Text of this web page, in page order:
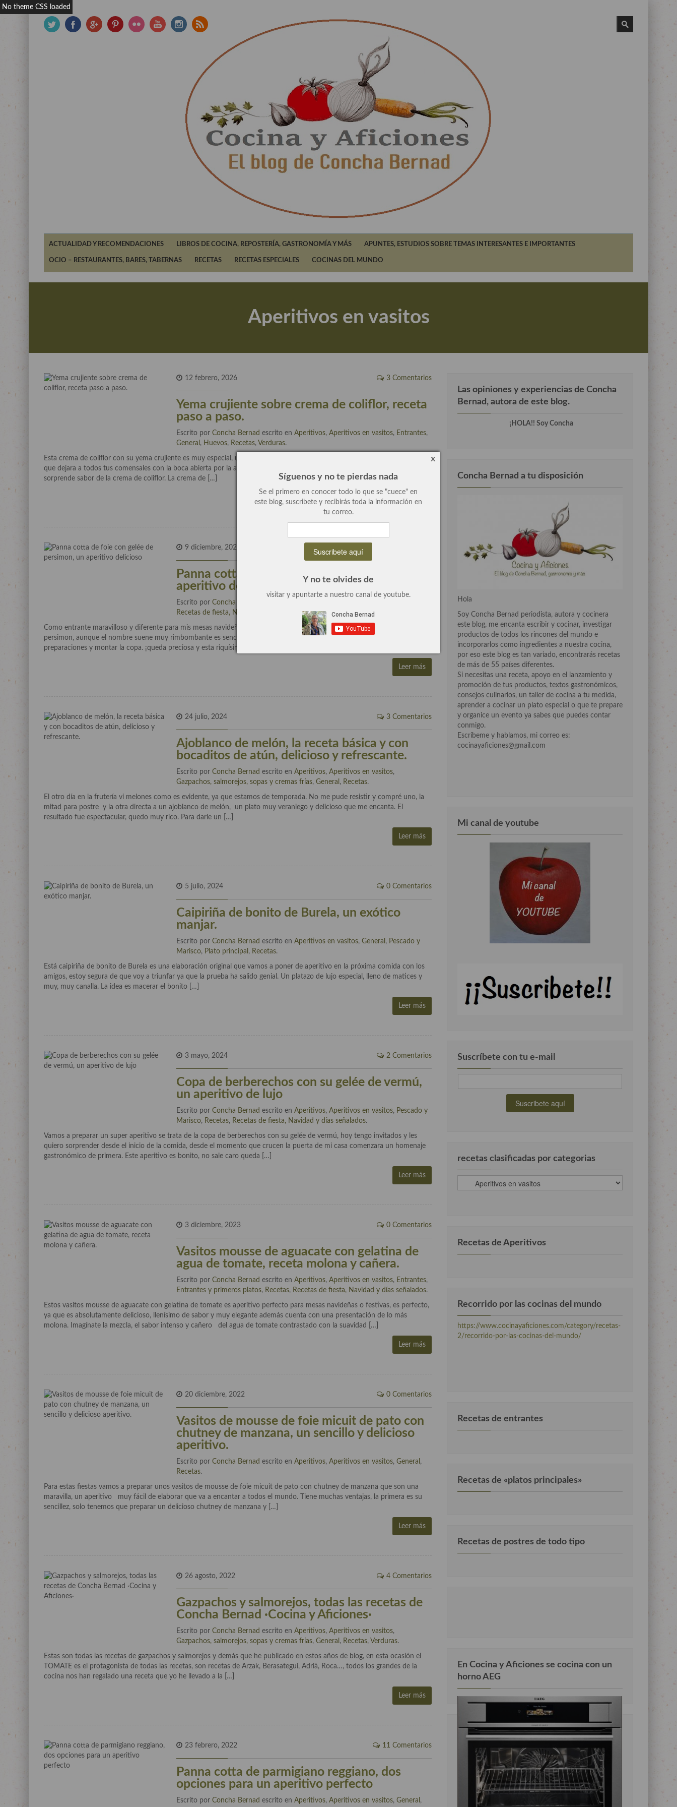
ACTUALIDAD Y RECOMENDACIONES LIBROS DE COCINA, REPOSTERÍA, GASTRONOMÍA Y MÁS APUNTES, ESTUDIOS SOBRE TEMAS INTERESANTES E IMPORTANTES
OCIO – RESTAURANTES, BARES, TABERNAS RECETAS RECETAS ESPECIALES COCINAS DEL MUNDO
Aperitivos en vasitos
12 febrero, 2026 3 Comentarios
Yema crujiente sobre crema de coliflor, receta
paso a paso.
Escrito porConcha Bernad escrito enAperitivos,Aperitivos en vasitos, Entrantes,
General , Huevos, Recetas, Verduras.
Esta crema de coliflor con su yema crujiente es muy especial, un plato elegante y refinado con una presentación muy bonita
que dejara a todos tus comensales con la boca abierta por la apariencia y después por la textura tanto del huevo como por el
sorprende sabor de la crema de coliflor. La crema de […]
Leer más
9 diciembre, 2025
Panna cotta de foie con gelée de persimon, un
aperitivo delicioso
Escrito porConcha Bernad
Recetas de fiesta, Navidad y días señalados.
Como entrante maravilloso y diferente para mis mesas navideñas vamos a preparar una panna cotta de foie con gelée de
persimon, aunque el nombre suene muy rimbombante es sencillo y facilísimo de hacer, es cuestión de elaborar las dos
preparaciones y montar la copa. ¡queda preciosa y esta riquísima! La panna cotta Es un postre […]
Leer más
24 julio, 2024 3 Comentarios
Ajoblanco de melón, la receta básica y con
bocaditos de atún, delicioso y refrescante.
Escrito porConcha Bernad escrito enAperitivos,Aperitivos en vasitos,
Gazpachos, salmorejos, sopas y cremas frías,General , Recetas.
El otro día en la frutería vi melones como es evidente, ya que estamos de temporada. No me pude resistir y compré uno, la
mitad para postre y la otra directa a un ajoblanco de melón, un plato muy veraniego y delicioso que me encanta. El
resultado fue espectacular, quedo muy rico. Para darle un […]
Leer más
5 julio, 2024 0 Comentarios
Caipiriña de bonito de Burela, un exótico
manjar.
Escrito porConcha Bernad escrito enAperitivos en vasitos,General , Pescado y
Marisco, Plato principal , Recetas.
Está caipiriña de bonito de Burela es una elaboración original que vamos a poner de aperitivo en la próxima comida con los
amigos, estoy segura de que voy a triunfar ya que la prueba ha salido genial. Un platazo de lujo especial, lleno de matices y
muy, muy canalla. La idea es macerar el bonito […]
Leer más
3 mayo, 2024 2 Comentarios
Copa de berberechos con su gelée de vermú,
un aperitivo de lujo
Escrito porConcha Bernad escrito enAperitivos,Aperitivos en vasitos, Pescado y
Marisco, Recetas, Recetas de fiesta, Navidad y días señalados.
Vamos a preparar un super aperitivo se trata de la copa de berberechos con su gelée de vermú, hoy tengo invitados y les
quiero sorprender desde el inicio de la comida, desde el momento que crucen la puerta de mi casa comenzara un homenaje
gastronómico de primera. Este aperitivo es bonito, no sale caro queda […]
Leer más
3 diciembre, 2023 0 Comentarios
Vasitos mousse de aguacate con gelatina de
agua de tomate, receta molona y cañera.
Escrito porConcha Bernad escrito enAperitivos,Aperitivos en vasitos, Entrantes,
Entrantes y primeros platos, Recetas, Recetas de fiesta, Navidad y días señalados.
Estos vasitos mousse de aguacate con gelatina de tomate es aperitivo perfecto para mesas navideñas o festivas, es perfecto,
ya que es absolutamente delicioso, llenísimo de sabor y muy elegante además cuenta con una presentación de lo más
molona. Imagínate la mezcla, el sabor intenso y cañero del agua de tomate contrastado con la suavidad […]
Leer más
20 diciembre, 2022 0 Comentarios
Vasitos de mousse de foie micuit de pato con
chutney de manzana, un sencillo y delicioso
aperitivo.
Escrito porConcha Bernad escrito enAperitivos,Aperitivos en vasitos,General ,
Recetas.
Para estas fiestas vamos a preparar unos vasitos de mousse de foie micuit de pato con chutney de manzana que son una
maravilla, un aperitivo muy fácil de elaborar que va a encantar a todos el mundo. Tiene muchas ventajas, la primera es su
sencillez, solo tenemos que preparar un delicioso chutney de manzana y […]
Leer más
26 agosto, 2022 4 Comentarios
Gazpachos y salmorejos, todas las recetas de
Concha Bernad ·Cocina y Aficiones·
Escrito porConcha Bernad escrito enAperitivos,Aperitivos en vasitos,
Gazpachos, salmorejos, sopas y cremas frías,General , Recetas, Verduras.
Estas son todas las recetas de gazpachos y salmorejos y demás que he publicado en estos años de blog, en esta ocasión el
TOMATE es el protagonista de todas las recetas, son recetas de Arzak, Berasategui, Adrià, Roca…, todos los grandes de la
cocina nos han regalado una receta que yo he llevado a la […]
Leer más
23 febrero, 2022 11 Comentarios
Panna cotta de parmigiano reggiano, dos
opciones para un aperitivo perfecto
Escrito porConcha Bernad escrito enAperitivos,Aperitivos en vasitos,General ,
Las opiniones y experiencias de Concha
Bernad, autora de este blog.
¡HOLA!! Soy Concha
Concha Bernad a tu disposición
Hola
Soy Concha Bernad periodista, autora y cocinera
este blog, me encanta escribir y cocinar, investigar
productos de todos los rincones del mundo e
incorporarlos como ingredientes a nuestra cocina,
por eso este blog es tan variado, encontrarás recetas
de más de 55 países diferentes.
Si necesitas una receta, apoyo en el lanzamiento y
promoción de tus productos, textos gastronómicos,
consejos culinarios, un taller de cocina a tu medida,
aprender a cocinar un plato especial o que te prepare
y organice un evento ya sabes que puedes contar
conmigo.
Escríbeme y hablamos, mi correo es:
cocinayaficiones@gmail.com
Mi canal de youtube
Suscríbete con tu e-mail
recetas clasificadas por categorias
recetas
clasificadas
Recetas de Aperitivos
Recorrido por las cocinas del mundo
https://www.cocinayaficiones.com/category/recetas-
2/recorrido-por-las-cocinas-del-mundo/
Recetas de entrantes
Recetas de «platos principales»
Recetas de postres de todo tipo
En Cocina y Aficiones se cocina con un
horno AEG
x
Síguenos y no te pierdas nada
Se el primero en conocer todo lo que se "cuece" en
este blog, suscribete y recibirás toda la información en
tu correo.
Y no te olvides de
visitar y apuntarte a nuestro canal de youtube.
No theme CSS loaded